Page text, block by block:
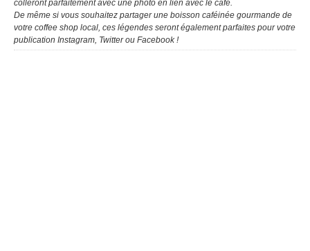
colleront parfaitement avec une photo en lien avec le café.
De même si vous souhaitez partager une boisson caféinée gourmande de
votre coffee shop local, ces légendes seront également parfaites pour votre
publication Instagram, Twitter ou Facebook !